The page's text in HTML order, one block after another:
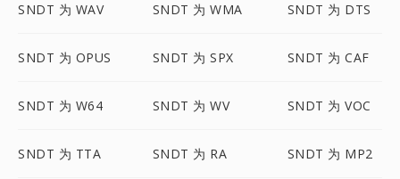
SNDT 为 WAV SNDT 为 WMA SNDT 为 DTS
SNDT 为 OPUS SNDT 为 SPX SNDT 为 CAF
SNDT 为 W64 SNDT 为 WV SNDT 为 VOC
SNDT 为 TTA SNDT 为 RA SNDT 为 MP2